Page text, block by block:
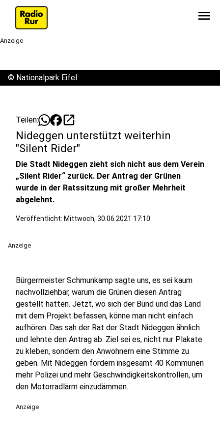
menu
Anzeige
© Nationalpark Eifel
Teilen: open_in_new
Nideggen unterstützt weiterhin
"Silent Rider"
Die Stadt Nideggen zieht sich nicht aus dem Verein
„Silent Rider“ zurück. Der Antrag der Grünen
wurde in der Ratssitzung mit großer Mehrheit
abgelehnt.
Veröffentlicht: Mittwoch, 30.06.2021 17:10
Anzeige
Bürgermeister Schmunkamp sagte uns, es sei kaum
nachvollziehbar, warum die Grünen diesen Antrag
gestellt hätten. Jetzt, wo sich der Bund und das Land
mit dem Projekt befassen, könne man nicht einfach
aufhören. Das sah der Rat der Stadt Nideggen ähnlich
und lehnte den Antrag ab. Ziel sei es, nicht nur Plakate
zu kleben, sondern den Anwohnern eine Stimme zu
geben. Mit Nideggen fordern insgesamt 40 Kommunen
mehr Polizei und mehr Geschwindigkeitskontrollen, um
den Motorradlärm einzudämmen.
Anzeige